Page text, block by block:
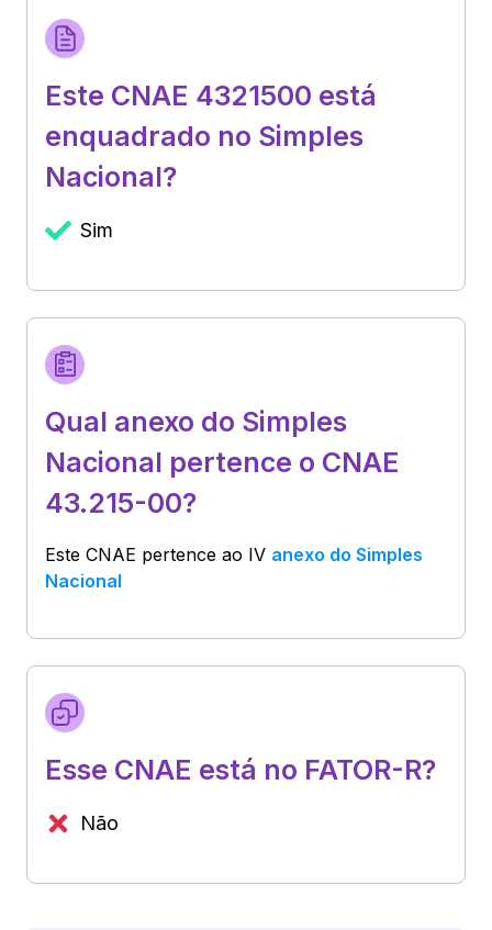
Este CNAE 4321500 está
enquadrado no Simples
Nacional?
Sim
Qual anexo do Simples
Nacional pertence o CNAE
43.215-00?
Este CNAE pertence ao IV anexo do Simples
Nacional
Esse CNAE está no FATOR-R?
Não